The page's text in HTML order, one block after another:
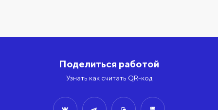
Поделиться работой
Узнать как считать QR-код